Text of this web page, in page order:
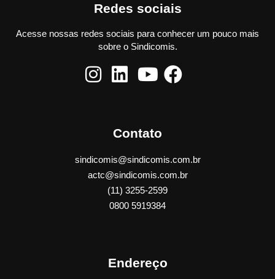
Redes sociais
Acesse nossas redes sociais para conhecer um pouco mais
sobre o Sindicomis.
Contato
sindicomis@sindicomis.com.br
actc@sindicomis.com.br
(11) 3255-2599
0800 5919384
Endereço